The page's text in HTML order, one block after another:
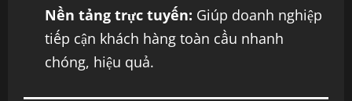
Nền tảng trực tuyến: Giúp doanh nghiệp
tiếp cận khách hàng toàn cầu nhanh
chóng, hiệu quả.